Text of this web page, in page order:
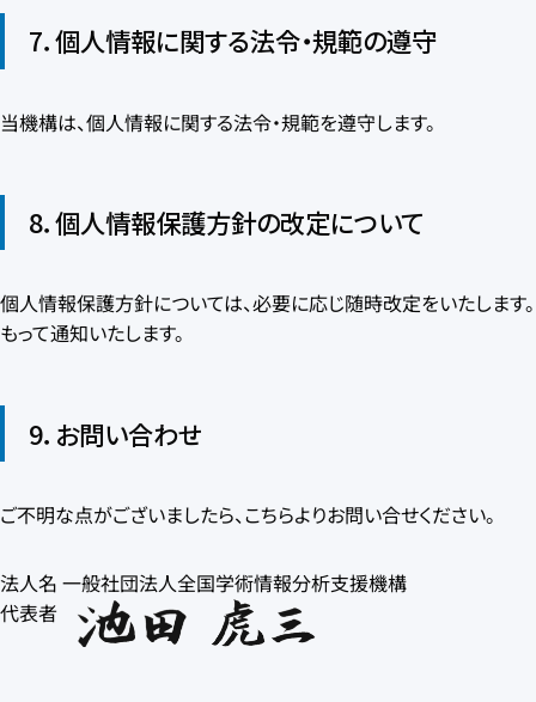
7．個人情報に関する法令・規範の遵守
当機構は、個人情報に関する法令・規範を遵守します。
8．個人情報保護方針の改定について
個人情報保護方針については、必要に応じ随時改定をいたしま
もって通知いたします。
9．お問い合わせ
ご不明な点がございましたら、こちらよりお問い合せください。
法人名 一般社団法人全国学術情報分析支援機構
代表者